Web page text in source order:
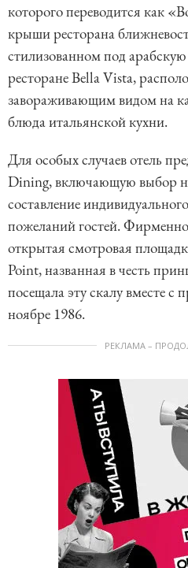
которого переводится как
крыши ресторана
стилизованном под
ресторане Bella Vista,
завораживающим видом на
блюда итальянской кухни.
Для особых случаев отель
Dining, включающую выбор
составление
пожеланий гостей.
открытая смотровая
Point, названная в честь
посещала эту скалу вместе
ноябре 1986.
РЕКЛАМА –